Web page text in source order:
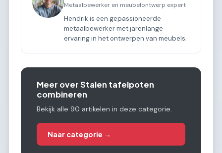
Metaalbewerker en meubelontwerp expert
Hendrik is een gepassioneerde
metaalbewerker met jarenlange
ervaring in het ontwerpen van meubels.
Meer over Stalen tafelpoten
combineren
Bekijk alle 90 artikelen in deze categorie.
Naar categorie →